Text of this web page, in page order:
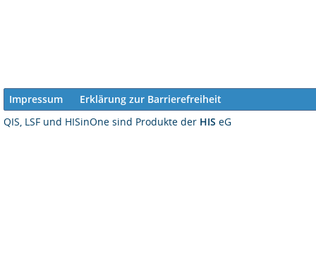
Impressum
Erklärung zur Barrierefreiheit
QIS, LSF und HISinOne sind Produkte der HIS eG